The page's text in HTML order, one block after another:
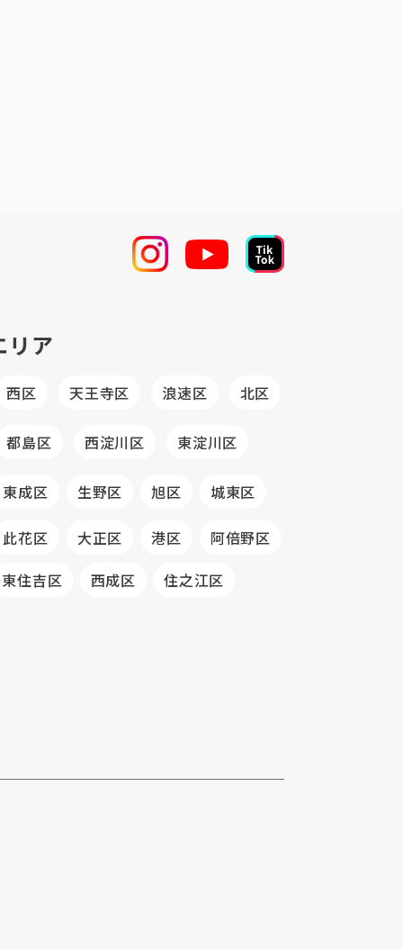
リア
西区 天王寺区 浪速区 北区
都島区 西淀川区 東淀川区
東成区 生野区 旭区 城東区
此花区 大正区 港区
阿倍野区
東住吉区 西成区
住之江区